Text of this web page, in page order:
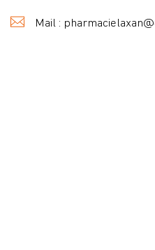
Mail :